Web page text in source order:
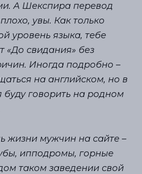
А Шекспира перевод
увы. Как только
уровень языка, тебе
«До свидания» без
Иногда подробно –
на английском, но в
буду говорить на родном
жизни мужчин на сайте –
ипподромы, горные
таком заведении свой